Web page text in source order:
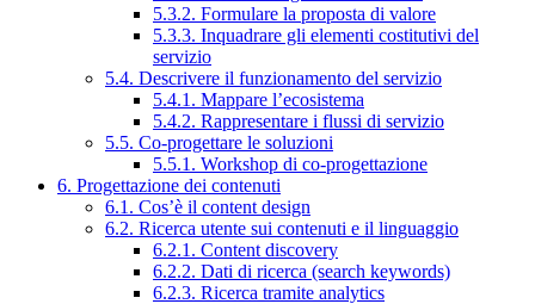
5.3.2. Formulare la proposta di valore
5.3.3. Inquadrare gli elementi costitutivi del
servizio
5.4. Descrivere il funzionamento del servizio
5.4.1. Mappare l’ecosistema
5.4.2. Rappresentare i flussi di servizio
5.5. Co-progettare le soluzioni
5.5.1. Workshop di co-progettazione
6. Progettazione dei contenuti
6.1. Cos’è il content design
6.2. Ricerca utente sui contenuti e il linguaggio
6.2.1. Content discovery
6.2.2. Dati di ricerca (search keywords)
6.2.3. Ricerca tramite analytics